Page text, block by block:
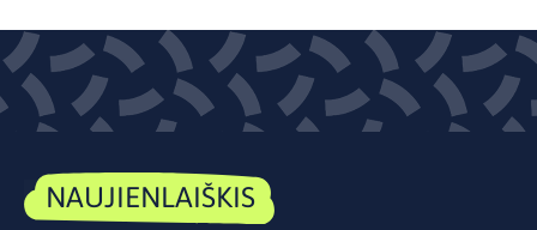
NAUJIENLAIŠKIS